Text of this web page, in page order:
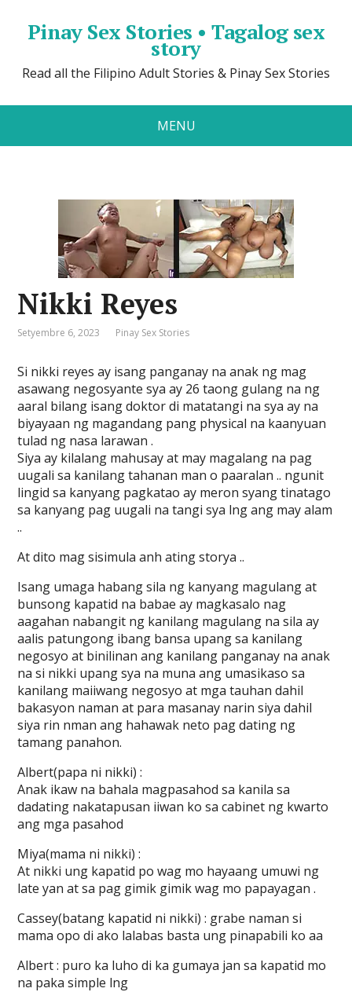
Pinay Sex Stories • Tagalog sex
story
Read all the Filipino Adult Stories & Pinay Sex Stories
MENU
Nikki Reyes
Setyembre 6, 2023 Pinay Sex Stories
Si nikki reyes ay isang panganay na anak ng mag
asawang negosyante sya ay 26 taong gulang na ng
aaral bilang isang doktor di matatangi na sya ay na
biyayaan ng magandang pang physical na kaanyuan
tulad ng nasa larawan .
Siya ay kilalang mahusay at may magalang na pag
uugali sa kanilang tahanan man o paaralan .. ngunit
lingid sa kanyang pagkatao ay meron syang tinatago
sa kanyang pag uugali na tangi sya lng ang may alam
..
At dito mag sisimula anh ating storya ..
Isang umaga habang sila ng kanyang magulang at
bunsong kapatid na babae ay magkasalo nag
aagahan nabangit ng kanilang magulang na sila ay
aalis patungong ibang bansa upang sa kanilang
negosyo at binilinan ang kanilang panganay na anak
na si nikki upang sya na muna ang umasikaso sa
kanilang maiiwang negosyo at mga tauhan dahil
bakasyon naman at para masanay narin siya dahil
siya rin nman ang hahawak neto pag dating ng
tamang panahon.
Albert(papa ni nikki) :
Anak ikaw na bahala magpasahod sa kanila sa
dadating nakatapusan iiwan ko sa cabinet ng kwarto
ang mga pasahod
Miya(mama ni nikki) :
At nikki ung kapatid po wag mo hayaang umuwi ng
late yan at sa pag gimik gimik wag mo papayagan .
Cassey(batang kapatid ni nikki) : grabe naman si
mama opo di ako lalabas basta ung pinapabili ko aa
Albert : puro ka luho di ka gumaya jan sa kapatid mo
na paka simple lng